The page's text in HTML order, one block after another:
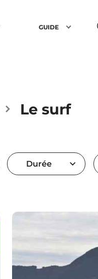
GUIDE
Le surf
Durée